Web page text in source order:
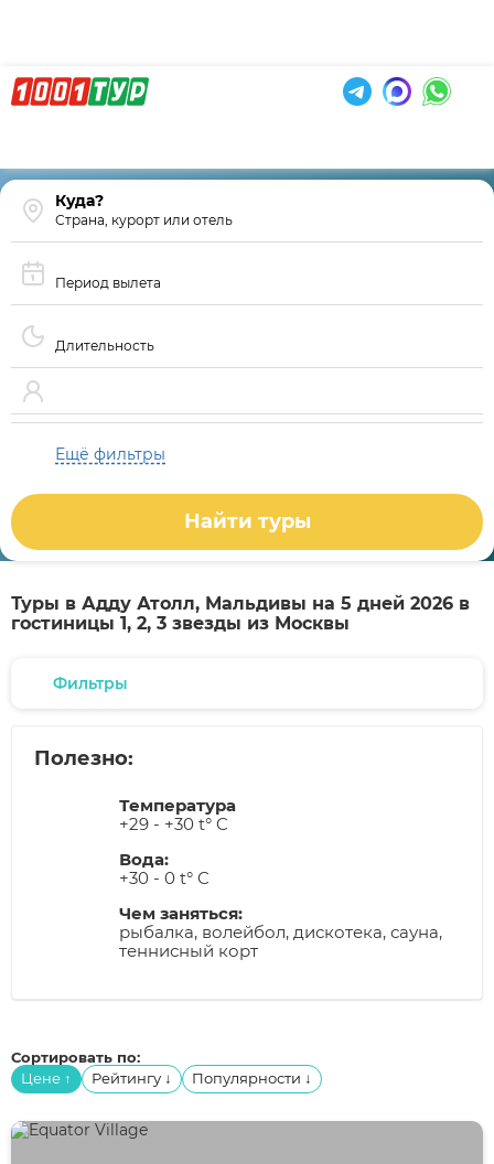
Страна, курорт или отель
Период вылета
Длительность
Ещё фильтры
Найти туры
Туры в Адду Атолл, Мальдивы на 5 дней 2026 в
гостиницы 1, 2, 3 звезды из Москвы
Фильтры
Полезно:
Температура
+29 - +30 t° C
Вода:
+30 - 0 t° C
Чем заняться:
рыбалка, волейбол, дискотека, сауна,
теннисный корт
Сортировать по:
Цене ↑ Рейтингу ↓ Популярности ↓